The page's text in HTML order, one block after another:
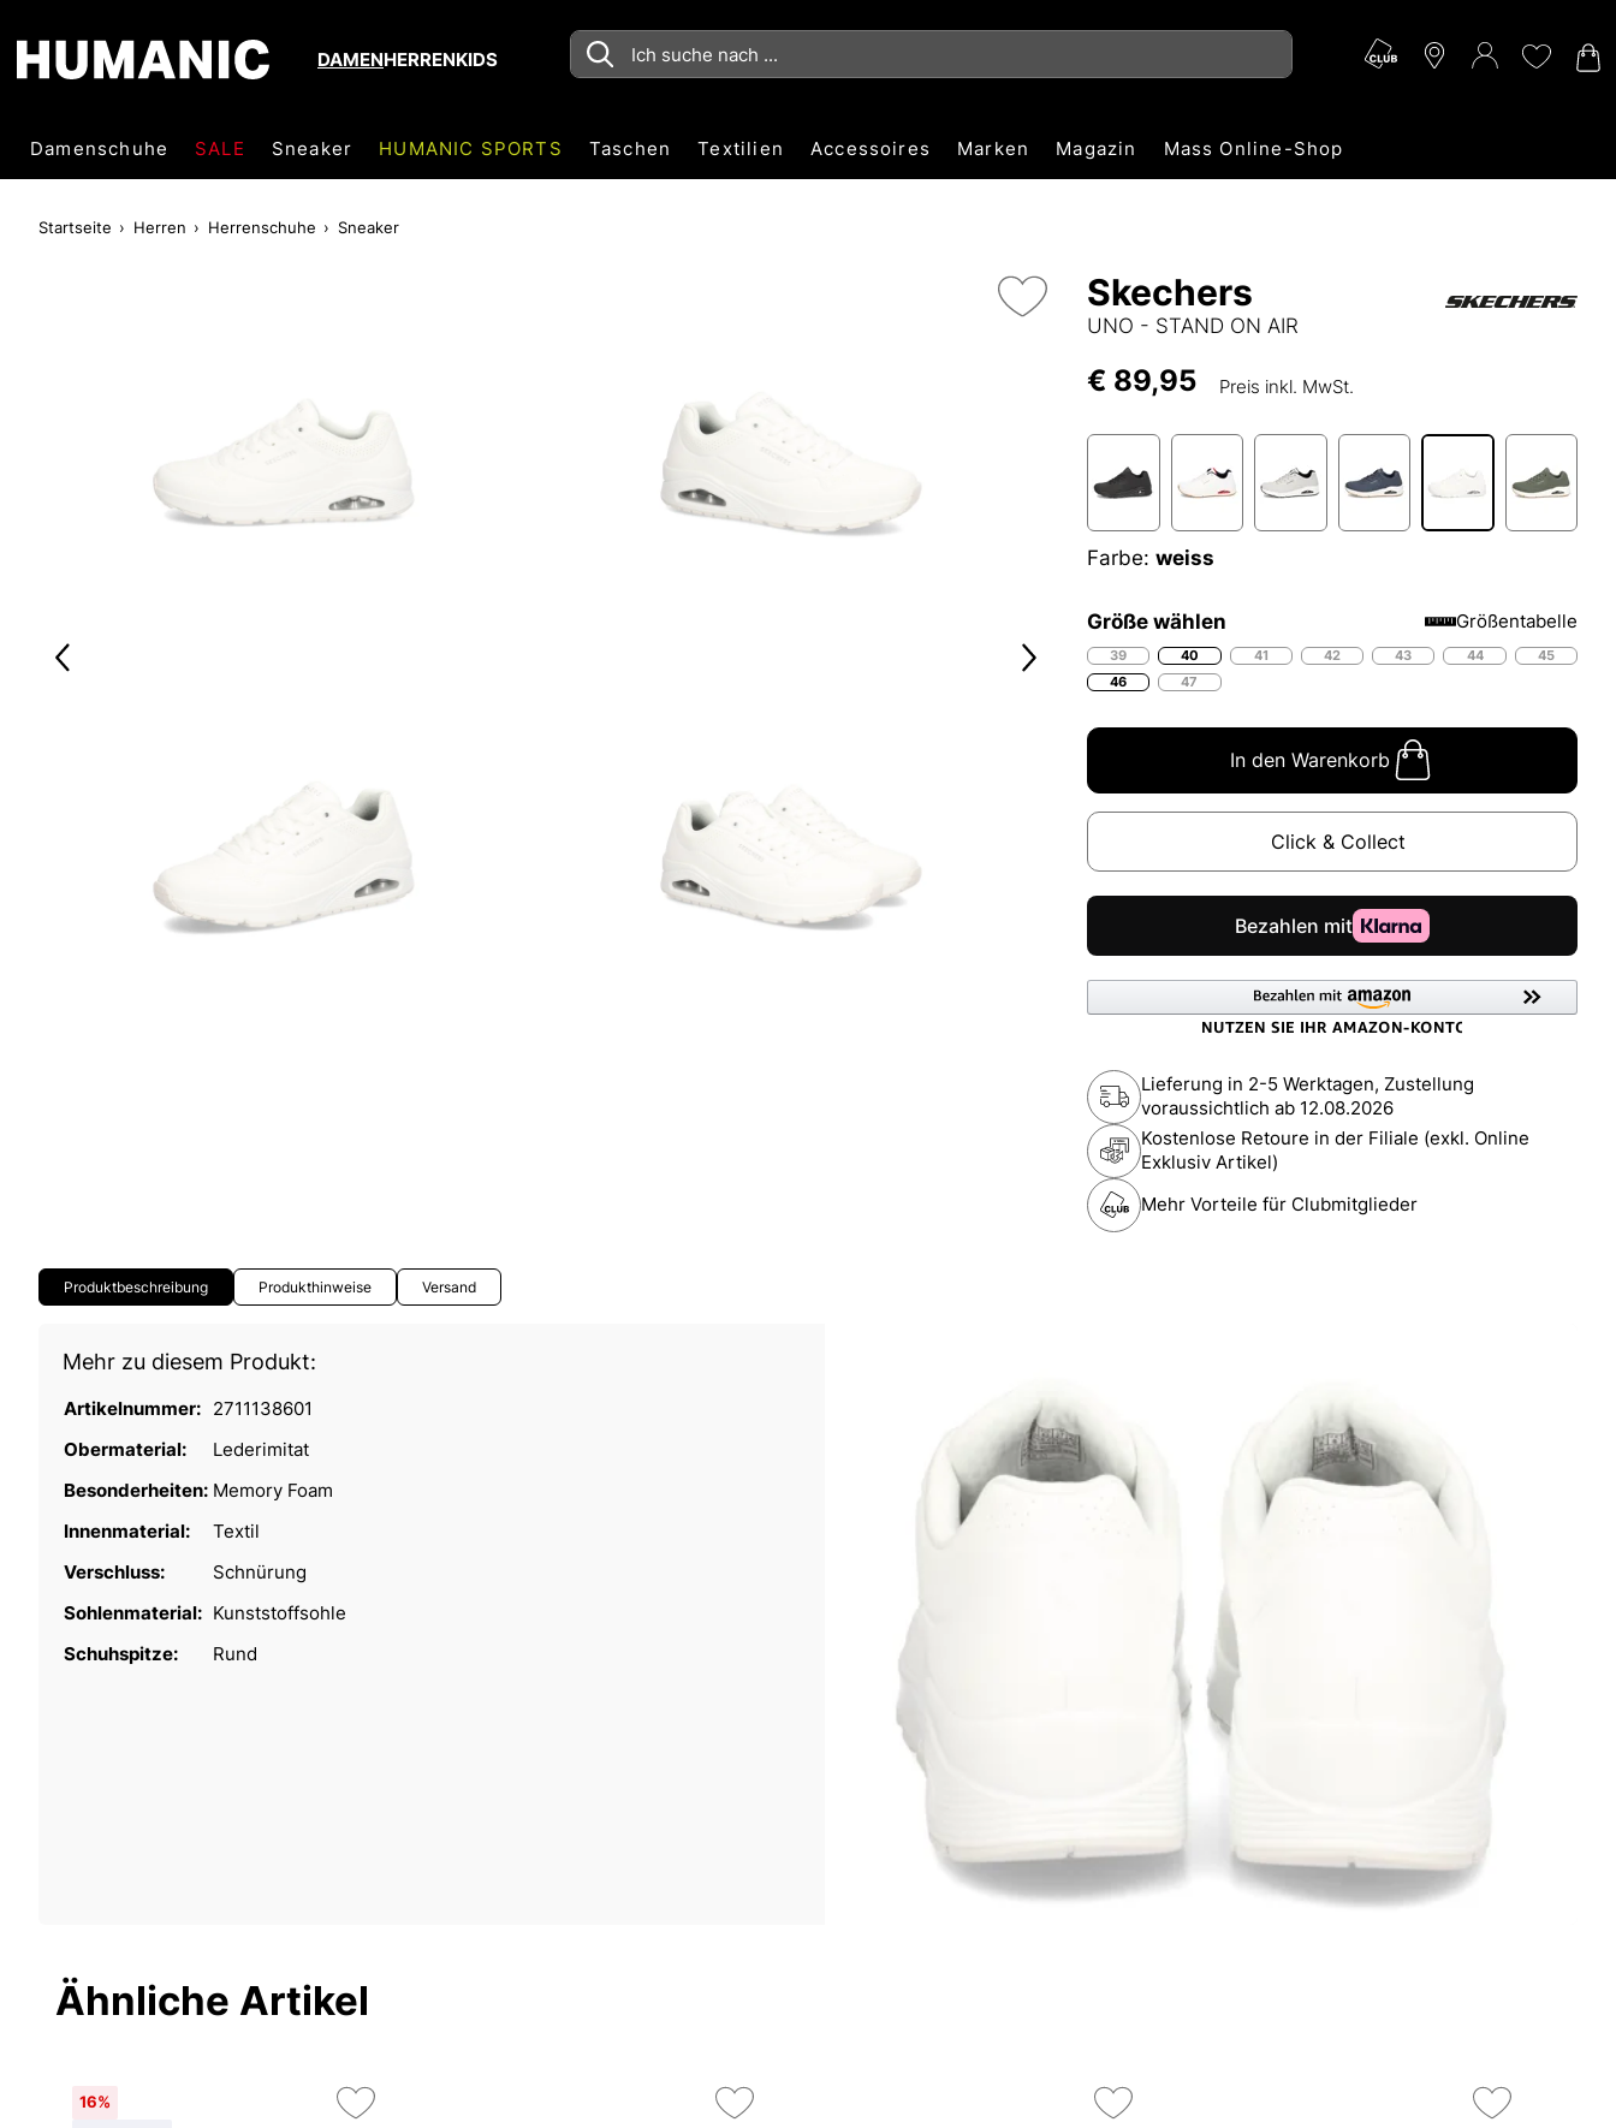
DAMENHERRENKIDS
Damenschuhe SALE Sneaker HUMANIC SPORTS Taschen Textilien Accessoires Marken Magazin Mass Online-Shop
Startseite Herren Herrenschuhe Sneaker
Skechers
UNO - STAND ON AIR
€ 89,95 Preis inkl. MwSt.
Farbe: weiss
Größe wählen Größentabelle
39 40 41 42 43 44
45
46
47
In den Warenkorb
Click & Collect
Lieferung in 2-5 Werktagen, Zustellung
voraussichtlich ab 12.08.2026
Kostenlose Retoure in der Filiale (exkl. Online
Exklusiv Artikel)
Mehr Vorteile für Clubmitglieder
Produktbeschreibung Produkthinweise Versand
Mehr zu diesem Produkt:
Artikelnummer: 2711138601
Obermaterial:
Lederimitat
Besonderheiten: Memory Foam
Innenmaterial:
Textil
Verschluss:
Schnürung
Sohlenmaterial: Kunststoffsohle
Schuhspitze:
Rund
Ähnliche Artikel
16%